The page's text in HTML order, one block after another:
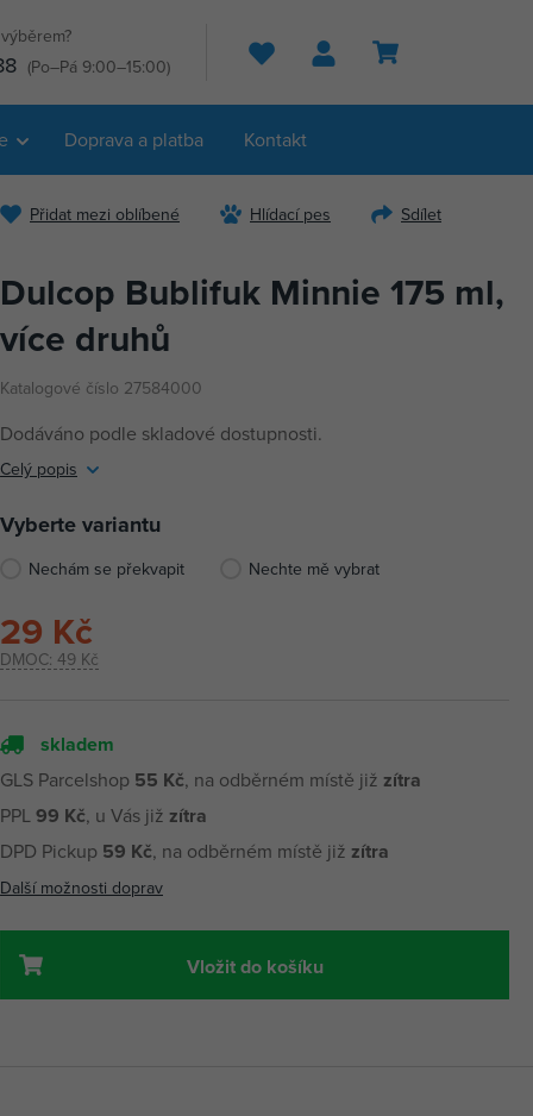
(Po–Pá 9:00–15:00) Hledat
Doprava a platba Kontakt
Přidat mezi oblíbené Hlídací pes Sdílet
Dulcop Bublifuk Minnie 175 ml,
více druhů
Katalogové číslo 27584000
Dodáváno podle skladové dostupnosti.
Celý popis
Vyberte variantu
Nechám se překvapit Nechte mě vybrat
DMOC: 49 Kč
29 Kč
skladem
GLS Parcelshop 55 Kč, na odběrném místě již zítra
PPL99 Kč, u Vás již zítra
DPD Pickup 59 Kč, na odběrném místě již zítra
Další možnosti doprav
Vložit do košíku